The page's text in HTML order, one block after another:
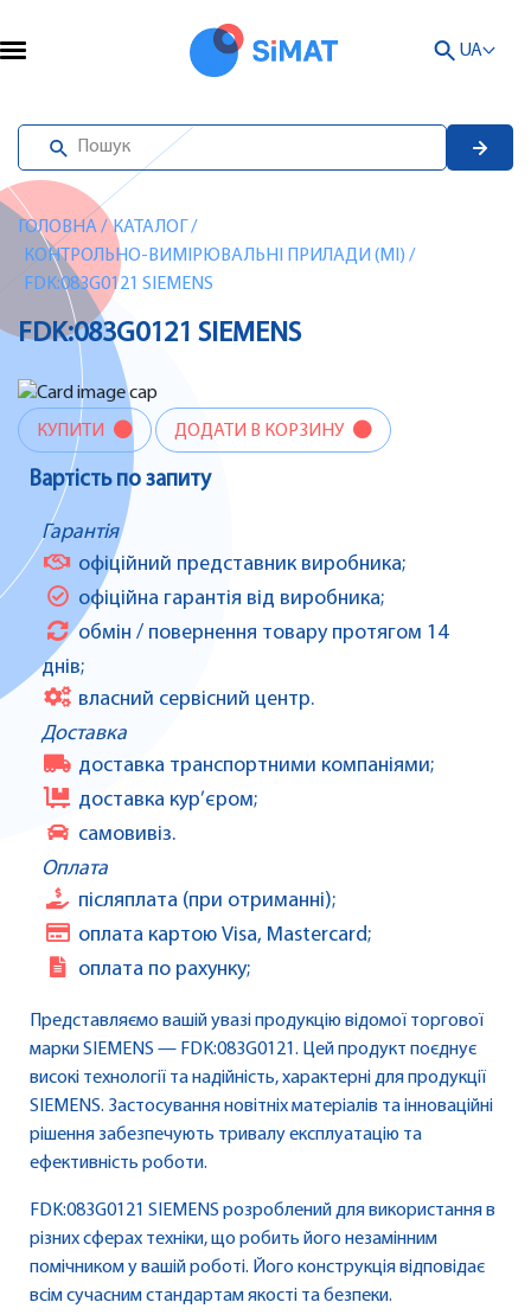
UA
ГОЛОВНА/ КАТАЛОГ /
КОНТРОЛЬНО-ВИМІРЮВАЛЬНІ ПРИЛАДИ (MI) /
FDK:083G0121 SIEMENS
FDK:083G0121 SIEMENS
КУПИТИ ДОДАТИ В КОРЗИНУ
Вартість по запиту
Гарантія
офіційний представник виробника;
офіційна гарантія від виробника;
обмін / повернення товару протягом 14
днів;
власний сервісний центр.
Доставка
доставка транспортними компаніями;
доставка кур’єром;
самовивіз.
Оплата
післяплата (при отриманні);
оплата картою Visa, Mastercard;
оплата по рахунку;
Представляємо вашій увазі продукцію відомої торгової
марки SIEMENS — FDK:083G0121. Цей продукт поєднує
високі технології та надійність, характерні для продукції
SIEMENS. Застосування новітніх матеріалів та інноваційні
рішення забезпечують тривалу експлуатацію та
ефективність роботи.
FDK:083G0121 SIEMENS розроблений для використання в
різних сферах техніки, що робить його незамінним
помічником у вашій роботі. Його конструкція відповідає
всім сучасним стандартам якості та безпеки.